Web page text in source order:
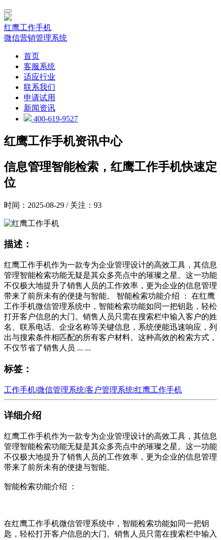
红鹰工作手机
微信营销管理系统
首页
客服系统
适应行业
联系我们
申请试用
新闻资讯
400-619-9527
红鹰工作手机资讯中心
信息管理智能检索，红鹰工作手机快速定
位
时间：2025-08-29 / 关注：93
描述：
红鹰工作手机作为一款专为企业管理设计的高效工具，其信息
管理智能检索功能无疑是其众多亮点中的璀璨之星。这一功能
不仅极大地提升了销售人员的工作效率，更为企业的信息管理
带来了前所未有的便捷与智能。 智能检索功能介绍 ： 在红鹰
工作手机微信管理系统中，智能检索功能如同一把钥匙，轻松
打开客户信息的大门。销售人员只需在搜索栏中输入客户的姓
名、联系电话、企业名称等关键信息，系统便能迅速响应，列
出与搜索条件相匹配的所有客户材料。这种高效的检索方式，
不仅节省了销售人员 ... ...
标签：
工作手机|微信管理系统|客户管理系统|红鹰工作手机
详细介绍
红鹰工作手机作为一款专为企业管理设计的高效工具，其信息
管理智能检索功能无疑是其众多亮点中的璀璨之星。这一功能
不仅极大地提升了销售人员的工作效率，更为企业的信息管理
带来了前所未有的便捷与智能。
智能检索功能介绍 ：
在红鹰工作手机微信管理系统中，智能检索功能如同一把钥
匙，轻松打开客户信息的大门。销售人员只需在搜索栏中输入